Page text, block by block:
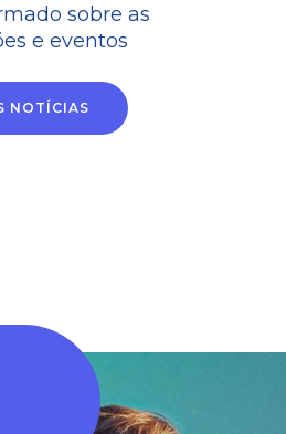
sobre as
e eventos
NOTÍCIAS
Horário de
atendimento na